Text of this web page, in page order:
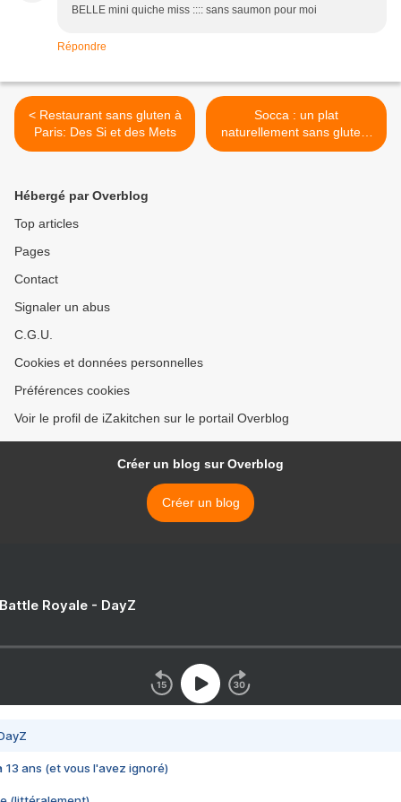
BELLE mini quiche miss :::: sans saumon pour moi
Répondre
< Restaurant sans gluten à
Paris: Des Si et des Mets
Socca : un plat
naturellement sans gluten.
>
Hébergé par Overblog
Top articles
Pages
Contact
Signaler un abus
C.G.U.
Cookies et données personnelles
Préférences cookies
Voir le profil de iZakitchen sur le portail Overblog
Créer un blog sur Overblog
Créer un blog
Royale - DayZ
13 ans (et vous l'avez ignoré)